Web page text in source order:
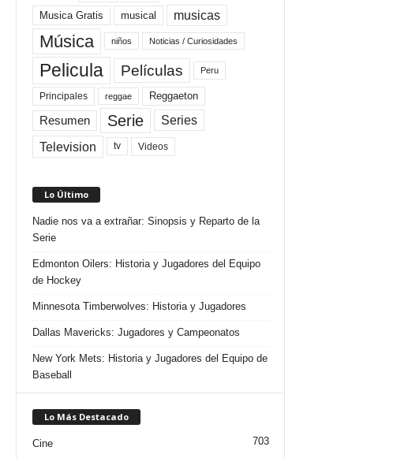
Musica Gratis musical musicas
Música niños Noticias / Curiosidades
Pelicula Películas Peru
Principales reggae Reggaeton
Resumen Serie Series
Television tv Videos
Lo Último
Nadie nos va a extrañar: Sinopsis y Reparto de la
Serie
Edmonton Oilers: Historia y Jugadores del Equipo
de Hockey
Minnesota Timberwolves: Historia y Jugadores
Dallas Mavericks: Jugadores y Campeonatos
New York Mets: Historia y Jugadores del Equipo de
Baseball
Lo Más Destacado
Cine 703